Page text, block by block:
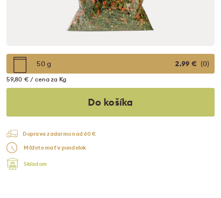
50 g 2.99 € (0)
59,80 € / cena za Kg
Do košíka
Doprava zadarmo nad 60 €
Môžete mať v pondelok
Skladom